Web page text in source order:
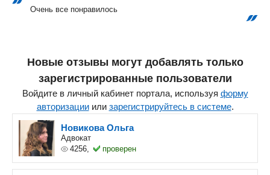
Очень все понравилось
Новые отзывы могут добавлять только
зарегистрированные пользователи
Войдите в личный кабинет портала, используя форму
авторизацииили зарегистрируйтесь в системе.
Новикова Ольга
Адвокат
4256,
проверен